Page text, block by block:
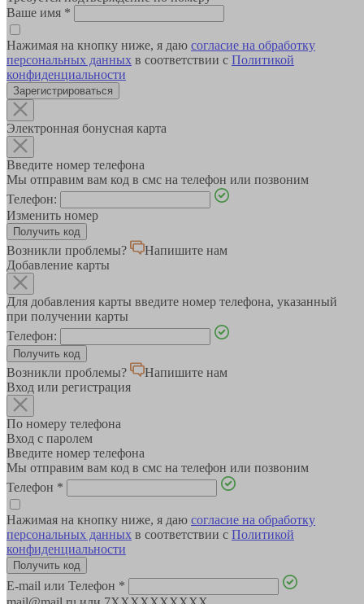
Ваше имя *
Нажимая на кнопку ниже, я даю согласие на обработку
персональных данных в соответствии с Политикой
конфиденциальности
Зарегистрироваться
Электронная бонусная карта
Введите номер телефона
Мы отправим вам код в смс на телефон или позвоним
Телефон:
Изменить номер
Возникли проблемы?
Напишите нам
Добавление карты
Для добавления карты введите номер телефона, указанный
при получении карты
Телефон:
Возникли проблемы?
Напишите нам
Вход или регистрация
По номеру телефона
Вход с паролем
Введите номер телефона
Мы отправим вам код в смс на телефон или позвоним
Телефон *
Нажимая на кнопку ниже, я даю согласие на обработку
персональных данных в соответствии с Политикой
конфиденциальности
E-mail или Телефон *